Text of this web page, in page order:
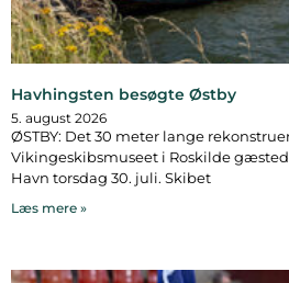
Havhingsten besøgte Østby
5. august 2026
ØSTBY: Det 30 meter lange
Vikingeskibsmuseet i Roskilde
Havn torsdag 30. juli. Skibet
Læs mere »